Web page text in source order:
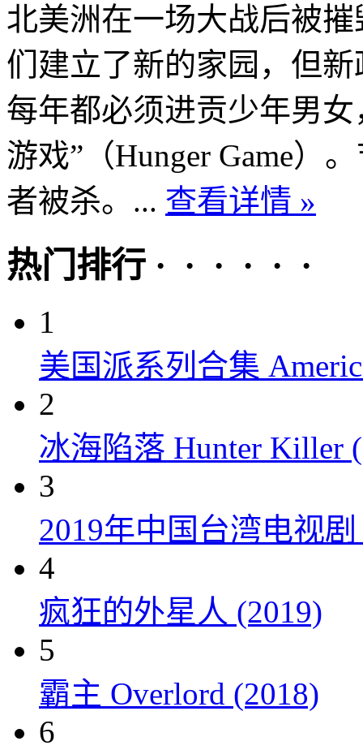
北美洲在一场大战后被
们建立了新的家园，但
每年都必须进贡少年男
游戏”（Hunger Game
者被杀。... 查看详情 »
热门排行 · · · · · ·
1
美国派系列合集
2
冰海陷落 Hunter Killer
3
2019年中国台湾电视
4
疯狂的外星人 (2019)
5
霸主 Overlord (2018)
6